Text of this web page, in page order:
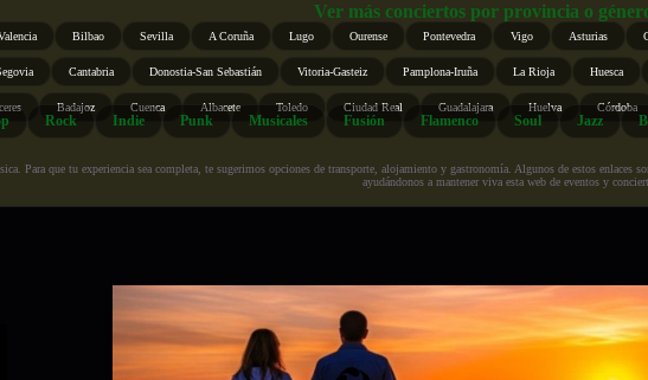
Ver más conciertos por provincia o
Bilbao Sevilla A Coruña Lugo Ourense Pontevedra Vigo Asturias
Cantabria Donostia-San Sebastián Vitoria-Gasteiz Pamplona-Iruña La Rioja Huesca
Badajoz Cuenca Albacete Toledo Ciudad Real Guadalajara Huelva Córdoba
Rock Indie Punk Musicales Fusión Flamenco Soul Jazz
Para que tu experiencia sea completa, te sugerimos opciones de transporte, alojamiento y gastronomía. Algunos de estos
ayudándonos a mantener viva esta web de eventos y